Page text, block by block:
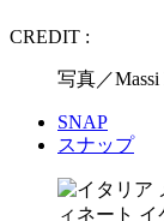
CREDIT :
写真／Massi
SNAP
スナップ